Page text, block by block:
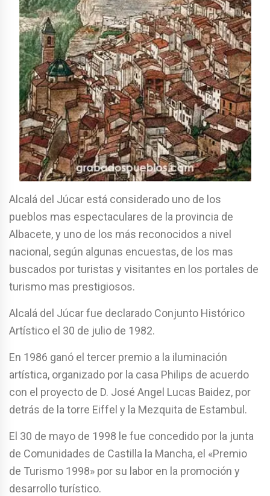
Alcalá del Júcar está considerado uno de los
pueblos mas espectaculares de la provincia de
Albacete, y uno de los más reconocidos a nivel
nacional, según algunas encuestas, de los mas
buscados por turistas y visitantes en los portales de
turismo mas prestigiosos.
Alcalá del Júcar fue declarado Conjunto Histórico
Artístico el 30 de julio de 1982.
En 1986 ganó el tercer premio a la iluminación
artística, organizado por la casa Philips de acuerdo
con el proyecto de D. José Angel Lucas Baidez, por
detrás de la torre Eiffel y la Mezquita de Estambul.
El 30 de mayo de 1998 le fue concedido por la junta
de Comunidades de Castilla la Mancha, el «Premio
de Turismo 1998» por su labor en la promoción y
desarrollo turístico.